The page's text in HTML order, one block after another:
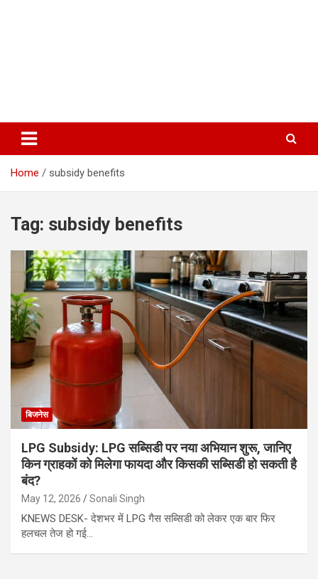
Home subsidy benefits
Tag: subsidy benefits
बिजनेस
LPG Subsidy: LPG सब्सिडी पर नया अभियान शुरू, जानिए
किन ग्राहकों को मिलेगा फायदा और किसकी सब्सिडी हो सकती है
बंद?
May 12, 2026 Sonali Singh
KNEWS DESK- देशभर में LPG गैस सब्सिडी को लेकर एक बार फिर
हलचल तेज हो गई…